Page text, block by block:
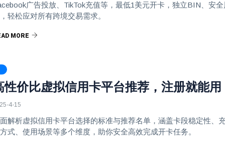
广告投放、TikTok充值等，最低1美元开卡，独立BIN、安全
轻松应对所有跨境交易需求。
MORE
性价比虚拟信用卡平台推荐，注册就能用
4-15
解析虚拟信用卡平台选择的标准与推荐名单，涵盖卡段稳定性、
式、使用场景等多个维度，助你安全高效完成开卡任务。